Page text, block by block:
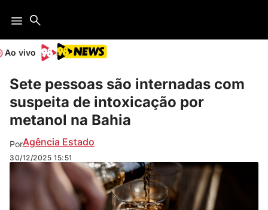
Ao vivo
Sete pessoas são internadas com
suspeita de intoxicação por
metanol na Bahia
PorAgência Estado
30/12/2025 15:51